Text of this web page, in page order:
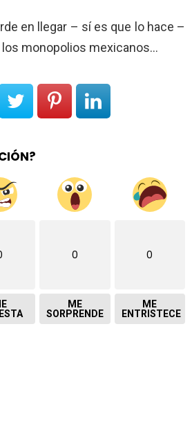
en llegar – sí es que lo hace –
los monopolios mexicanos…
0
ME
SORPRENDE
0
ME
ENTRISTECE